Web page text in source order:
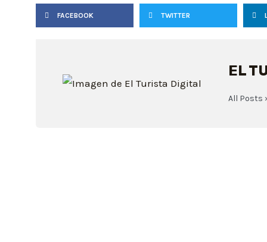
FACEBOOK TWITTER
EL
All Posts